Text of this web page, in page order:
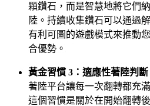
顆鑽石，而是智慧地將它們
陸。持續收集鑽石可以通過
有利可圖的遊戲模式來推動
合優勢。
黃金習慣 3：適應性著陸判斷
著陸平台讓每一次翻轉都充
這個習慣是關於在開始翻轉